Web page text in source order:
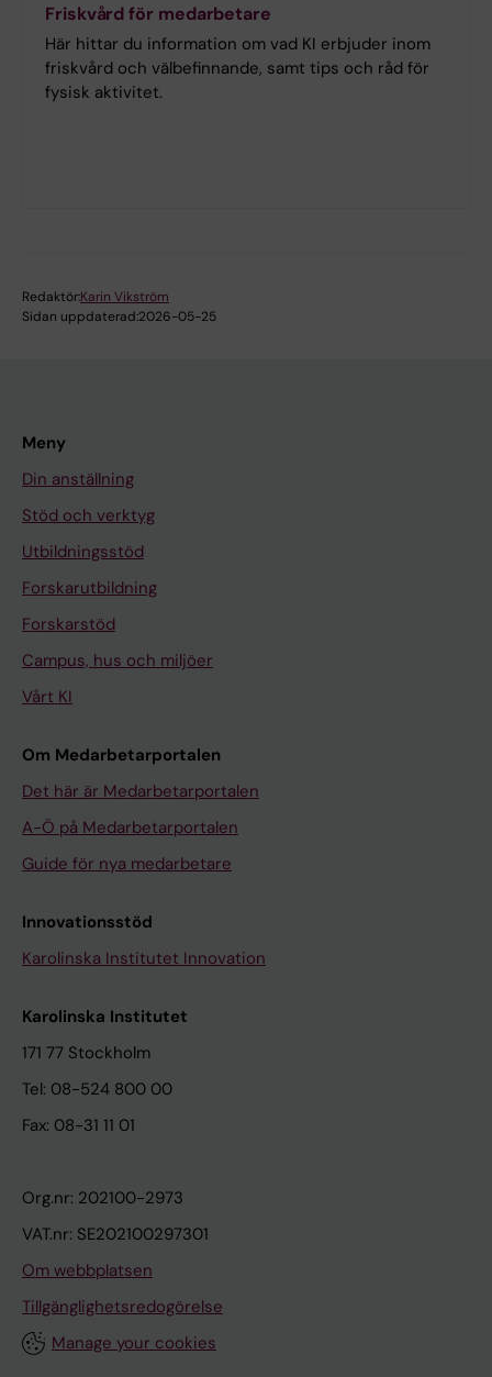
Friskvård för medarbetare
Här hittar du information om vad KI erbjuder inom
friskvård och välbefinnande, samt tips och råd för
fysisk aktivitet.
Redaktör:Karin Vikström
Sidan uppdaterad:2026-05-25
Meny
Din anställning
Stöd och verktyg
Utbildningsstöd
Forskarutbildning
Forskarstöd
Campus, hus och miljöer
Vårt KI
Om Medarbetarportalen
Det här är Medarbetarportalen
A-Ö på Medarbetarportalen
Guide för nya medarbetare
Innovationsstöd
Karolinska Institutet Innovation
Karolinska Institutet
171 77 Stockholm
Tel: 08-524 800 00
Fax: 08-31 11 01
Org.nr: 202100-2973
VAT.nr: SE202100297301
Om webbplatsen
Tillgänglighetsredogörelse
Manage your cookies